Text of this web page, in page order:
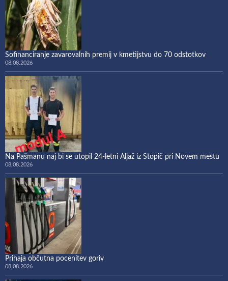
Sofinanciranje zavarovalnih premij v kmetijstvu do 70 odstotkov
08.08.2026
Na Pašmanu naj bi se utopil 24-letni Aljaž iz Stopič pri Novem mestu
08.08.2026
Prihaja občutna pocenitev goriv
08.08.2026